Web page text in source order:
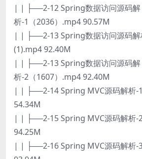
| | ├──2-12 Spring数据访问源码解
析-1（2036）.mp4 90.57M
| | ├──2-13 Spring数据访问源码解
(1).mp4 92.40M
| | ├──2-13 Spring数据访问源码解
析-2（1607）.mp4 92.40M
| | ├──2-14 Spring MVC源码解析-
54.34M
| | ├──2-15 Spring MVC源码解析-
94.25M
| | ├──2-16 Spring MVC源码解析-